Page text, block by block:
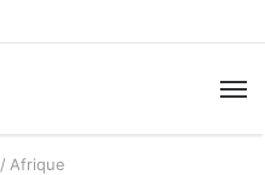
/ Afrique